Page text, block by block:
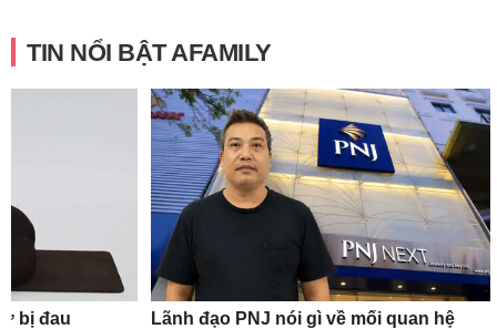
TIN NỔI BẬT AFAMILY
bị đau
Lãnh đạo PNJ nói gì về mối quan hệ